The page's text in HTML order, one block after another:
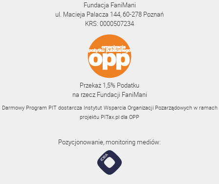
Fundacja FaniMani
ul. Macieja Palacza 144, 60-278 Poznań
KRS: 0000507234
Przekaż 1,5% Podatku
na rzecz Fundacji FaniMani
Darmowy Program PIT dostarcza Instytut Wsparcia Organizacji Pozarządowych w ramach
projektu PITax.pl dla OPP
Pozycjonowanie, monitoring mediów: